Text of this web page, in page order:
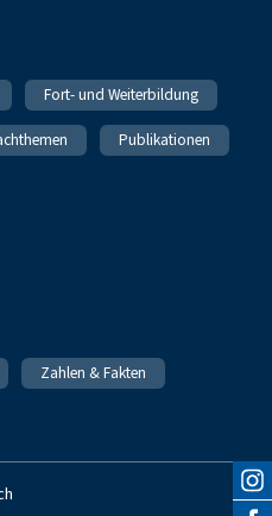
Fort- und Weiterbildung
Publikationen
Zahlen & Fakten